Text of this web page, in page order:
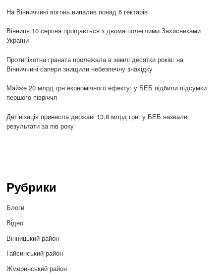
На Вінниччині вогонь випалив понад 6 гектарів
Вінниця 10 серпня прощається з двома полеглими Захисниками
України
Протипіхотна граната пролежала в землі десятки років: на
Вінниччині сапери знищили небезпечну знахідку
Майже 20 млрд грн економічного ефекту: у БЕБ підбили підсумки
першого півріччя
Детінізація принесла державі 13,8 млрд грн: у БЕБ назвали
результати за пів року
Рубрики
Блоги
Відео
Вінницький район
Гайсинський район
Жмеринський район